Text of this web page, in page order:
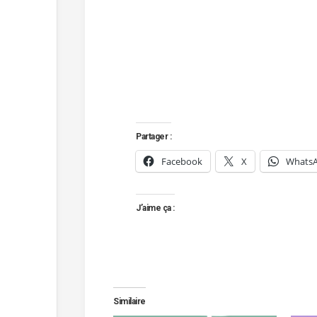
Partager :
Facebook X
J’aime ça :
Similaire